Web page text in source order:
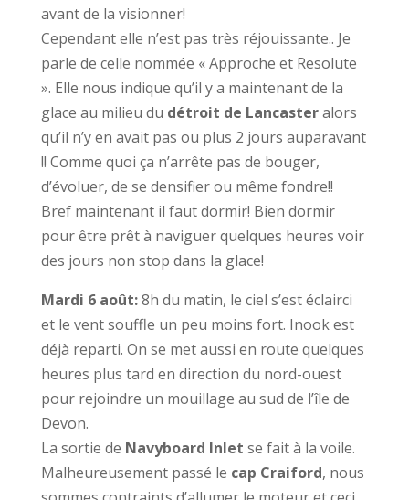
avant de la visionner!
Cependant elle n’est pas très réjouissante.. Je
parle de celle nommée « Approche et Resolute
». Elle nous indique qu’il y a maintenant de la
glace au milieu du détroit de Lancasteralors
qu’il n’y en avait pas ou plus 2 jours auparavant
!! Comme quoi ça n’arrête pas de bouger,
d’évoluer, de se densifier ou même fondre!!
Bref maintenant il faut dormir! Bien dormir
pour être prêt à naviguer quelques heures voir
des jours non stop dans la glace!
Mardi 6 août:8h du matin, le ciel s’est éclairci
et le vent souffle un peu moins fort. Inook est
déjà reparti. On se met aussi en route quelques
heures plus tard en direction du nord-ouest
pour rejoindre un mouillage au sud de l’île de
Devon.
La sortie de Navyboard Inlet se fait à la voile.
Malheureusement passé le cap Craiford, nous